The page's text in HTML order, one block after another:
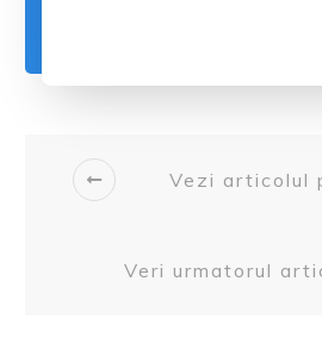
Vezi articolul
Veri urmatorul